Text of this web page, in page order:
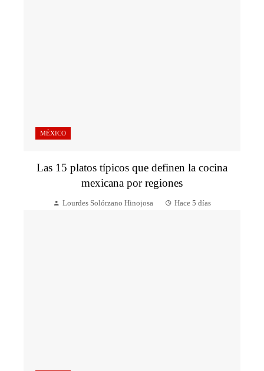
MÉXICO
Las 15 platos típicos que definen la cocina
mexicana por regiones
Lourdes Solórzano Hinojosa Hace 5 días